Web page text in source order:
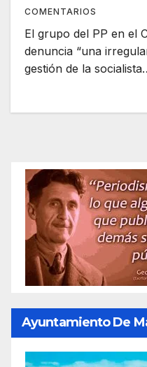
COMENTARIOS
El grupo del PP en el
denuncia “una
gestión de la
Ayuntamiento De